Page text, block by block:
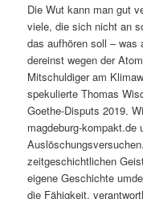
Die Wut kann man gut
viele, die sich nicht an
das aufhören soll – was
dereinst wegen der
Mitschuldiger am
spekulierte Thomas
Goethe-Disputs 2019.
magdeburg-kompakt.de
zeitgeschichtlichen
eigene Geschichte
die Fähigkeit,